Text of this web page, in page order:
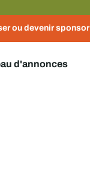
ou devenir sponsor
d'annonces